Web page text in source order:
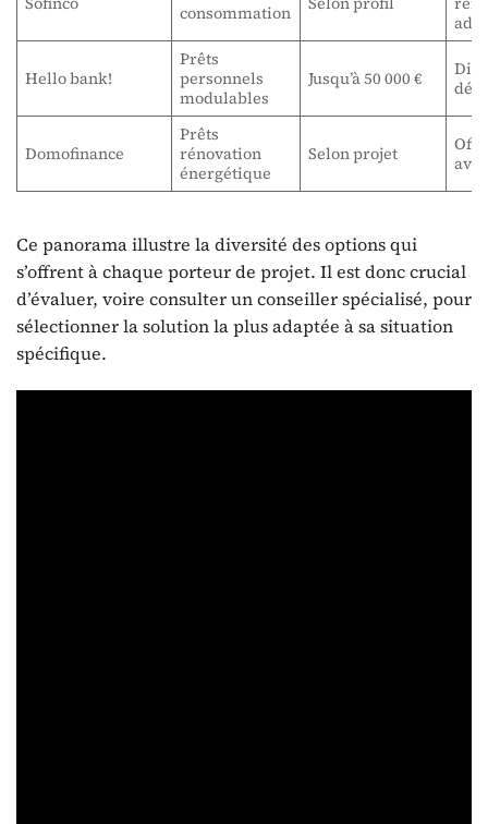
consommation
Hello bank!
Prêts
personnels
modulables
Jusqu’à 50 000 €
Domofinance
Prêts
rénovation
énergétique
Selon projet
Ce panorama illustre la diversité des options qui
s’offrent à chaque porteur de projet. Il est donc crucial
d’évaluer, voire consulter un conseiller spécialisé, pour
sélectionner la solution la plus adaptée à sa situation
spécifique.